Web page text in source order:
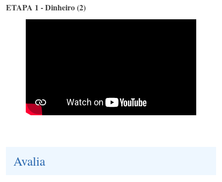
ETAPA 1 - Dinheiro (2)
Avalia